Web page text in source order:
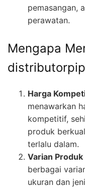
pemasangan,
perawatan.
Mengapa
Harga
menawarkan
kompetitif,
produk
terlalu dalam.
Varian
berbagai
ukuran dan